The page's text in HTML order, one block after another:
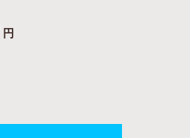
円